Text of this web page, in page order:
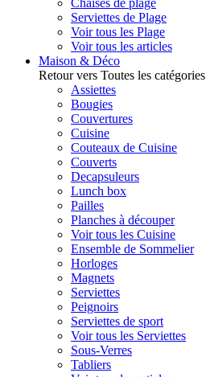
Chaises de plage
Serviettes de Plage
Voir tous les Plage
Voir tous les articles
Maison & Déco
Retour vers Toutes les catégories
Assiettes
Bougies
Couvertures
Cuisine
Couteaux de Cuisine
Couverts
Decapsuleurs
Lunch box
Pailles
Planches à découper
Voir tous les Cuisine
Ensemble de Sommelier
Horloges
Magnets
Serviettes
Peignoirs
Serviettes de sport
Voir tous les Serviettes
Sous-Verres
Tabliers